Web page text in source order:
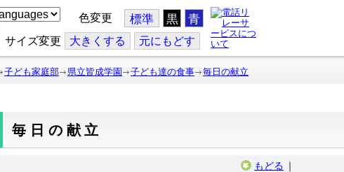
色変更 標準 黒 青
サイズ変更 大きくする 元にもどす
子ども家庭部 県立皆成学園 子ども達の食事 毎日の献立
毎日の献立
もどる ｜